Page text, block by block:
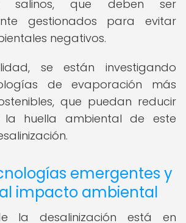
salinos, que deben ser
gestionados para evitar
negativos.
se están investigando
de evaporación más
que puedan reducir
huella ambiental de este
emergentes y
impacto ambiental
la desalinización está en